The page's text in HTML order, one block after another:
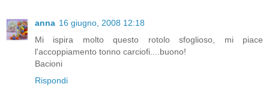
anna 16 giugno, 2008 12:18
Mi ispira molto questo rotolo sfoglioso, mi piace
l'accoppiamento tonno carciofi....buono!
Bacioni
Rispondi